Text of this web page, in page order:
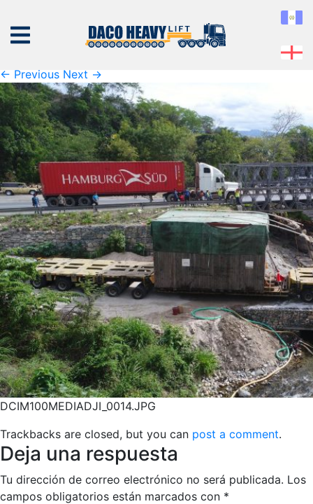
NOSOTROS
EQUIPO
SERVICIOS
PROYECTOS
CONTÁCTENOS
Published 06 de September de 2019at2133 × 1200
← Previous Next →
DCIM100MEDIADJI_0014.JPG
Trackbacks are closed, but you can post a comment.
Deja una respuesta
Tu dirección de correo electrónico no será publicada. Los
campos obligatorios están marcados con *